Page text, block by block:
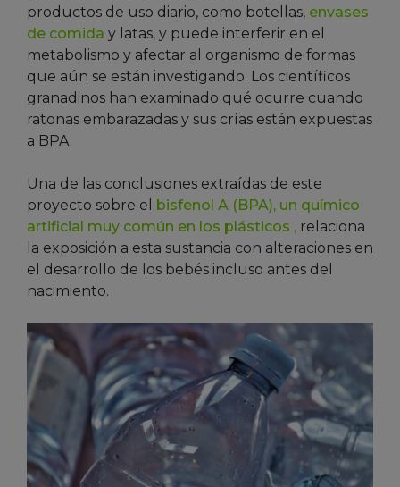
productos de uso diario, como botellas, envases
de comida y latas, y puede interferir en el
metabolismo y afectar al organismo de formas
que aún se están investigando. Los científicos
granadinos han examinado qué ocurre cuando
ratonas embarazadas y sus crías están expuestas
a BPA.
Una de las conclusiones extraídas de este
proyecto sobre el bisfenol A (BPA), un químico
artificial muy común en los plásticos , relaciona
la exposición a esta sustancia con alteraciones en
el desarrollo de los bebés incluso antes del
nacimiento.